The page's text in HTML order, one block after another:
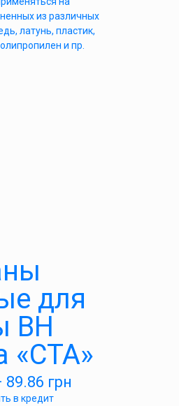
из различных
латунь, пластик,
и пр.
для
ВН
«СТА»
89.86 грн
в кредит